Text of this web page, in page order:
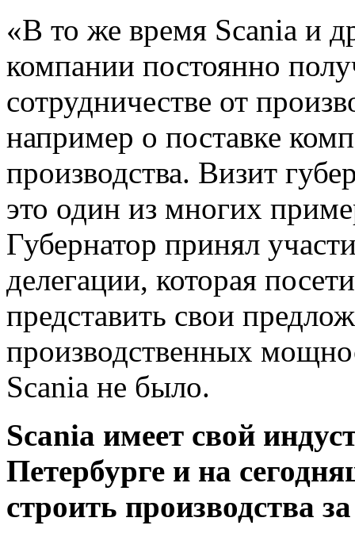
«В то же время Scania и
компании постоянно
сотрудничестве от
например о поставке
производства. Визит
это один из многих
Губернатор принял
делегации, которая
представить свои
производственных
Scania не было.
Scania имеет свой
Петербурге и на
строить производства